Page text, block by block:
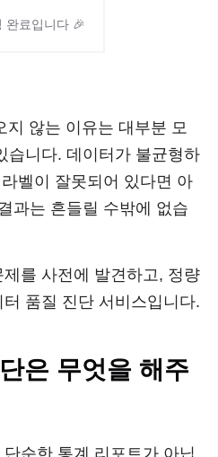
완료입니다 🎉
지 않는 이유는 대부분 모
습니다. 데이터가 불균형하
벨이 잘못되어 있다면 아
과는 흔들릴 수밖에 없습
를 사전에 발견하고, 정량
품질 진단 서비스입니다.
은 무엇을 해주
순한 통계 리포트가 아닙